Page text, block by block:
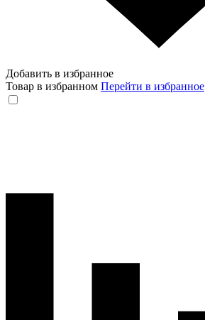
Добавить в избранное
Товар в избранном Перейти в избранное